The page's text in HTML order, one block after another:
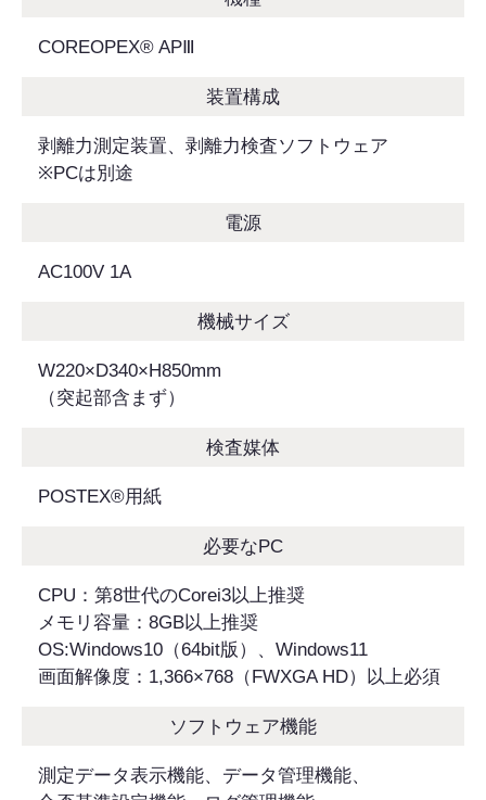
COREOPEX® APⅢ
装置構成
剥離力測定装置、剥離力検査ソフトウェア
※PCは別途
電源
AC100V 1A
機械サイズ
W220×D340×H850mm
（突起部含まず）
検査媒体
POSTEX®用紙
必要なPC
CPU：第8世代のCorei3以上推奨
メモリ容量：8GB以上推奨
OS:Windows10（64bit版）、Windows11
画面解像度：1,366×768（FWXGA HD）以上必須
ソフトウェア機能
測定データ表示機能、データ管理機能、